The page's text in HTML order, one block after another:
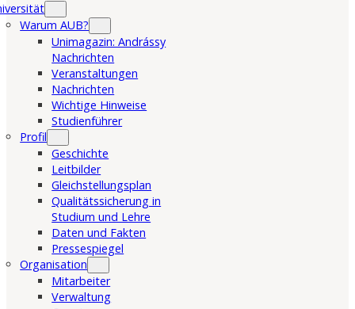
Warum AUB?
Unimagazin: Andrássy
Nachrichten
Veranstaltungen
Nachrichten
Wichtige Hinweise
Studienführer
Profil
Geschichte
Leitbilder
Gleichstellungsplan
Qualitätssicherung in
Studium und Lehre
Daten und Fakten
Pressespiegel
Organisation
Mitarbeiter
Verwaltung